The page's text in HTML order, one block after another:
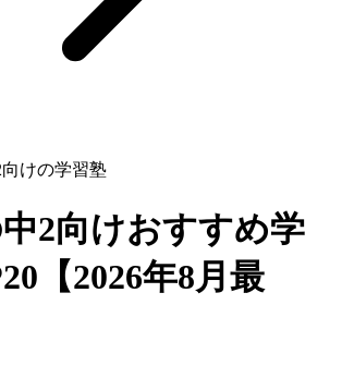
けの学習塾
2向けおすすめ学
【2026年8月最